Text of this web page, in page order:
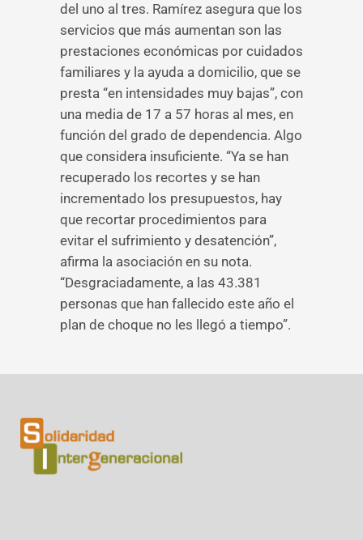
del uno al tres. Ramírez asegura que los
servicios que más aumentan son las
prestaciones económicas por cuidados
familiares y la ayuda a domicilio, que se
presta “en intensidades muy bajas”, con
una media de 17 a 57 horas al mes, en
función del grado de dependencia. Algo
que considera insuficiente. “Ya se han
recuperado los recortes y se han
incrementado los presupuestos, hay
que recortar procedimientos para
evitar el sufrimiento y desatención”,
afirma la asociación en su nota.
“Desgraciadamente, a las 43.381
personas que han fallecido este año el
plan de choque no les llegó a tiempo”.